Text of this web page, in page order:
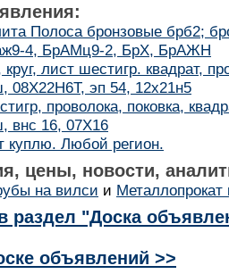
Полоса бронзовые брб2;
4, БрАМц9-2, БрХ, БрАЖН
лист шестигр. квадрат,
08Х22Н6Т, эп 54, 12х21н5
проволока, поковка,
внс 16, 07Х16
куплю. Любой регион.
цены, новости,
на вилси и Металлопрокат
раздел "Доска
объявлений >>